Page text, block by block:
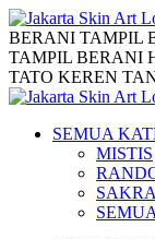
BERANI TAMPIL
TAMPIL BERANI
TATO KEREN
SEMUA
MISTIS